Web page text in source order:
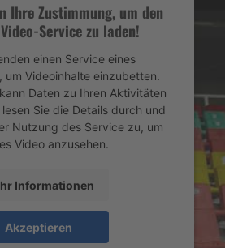
Ihre Zustimmung, um den
Service zu laden!
einen Service eines
um Videoinhalte einzubetten.
Daten zu Ihren Aktivitäten
Sie die Details durch und
Nutzung des Service zu, um
Video anzusehen.
Informationen
AkzeptierenTreffer für die Umwelt